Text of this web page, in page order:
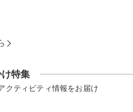
特集
クティビティ情報をお届け